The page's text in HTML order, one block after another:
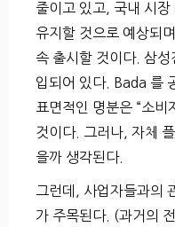
줄이고 있고, 국내 시
유지할 것으로 예상되
속 출시할 것이다. 삼
입되어 있다. Bada 를
표면적인 명분은 “소비
것이다. 그러나, 자체
을까 생각된다.
그런데, 사업자들과의
가 주목된다. (과거의